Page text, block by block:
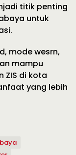
titik penting
untuk
mode wesrn,
mampu
ZIS di kota
yang lebih